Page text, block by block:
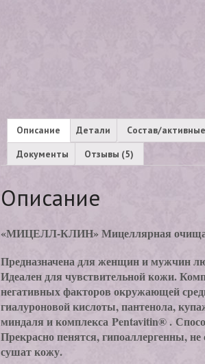
Описание Детали Состав/
Документы
Отзывы (5)
Описание
«МИЦЕЛЛ-КЛИН» Мицеллярная
Предназначена для женщин и мужчин
Идеален для чувствительной кожи.
негативных факторов окружающей
гиалуроновой кислоты, пантенола,
миндаля и комплекса Pentavitin® .
Прекрасно пенятся, гипоаллергенны,
сушат кожу.